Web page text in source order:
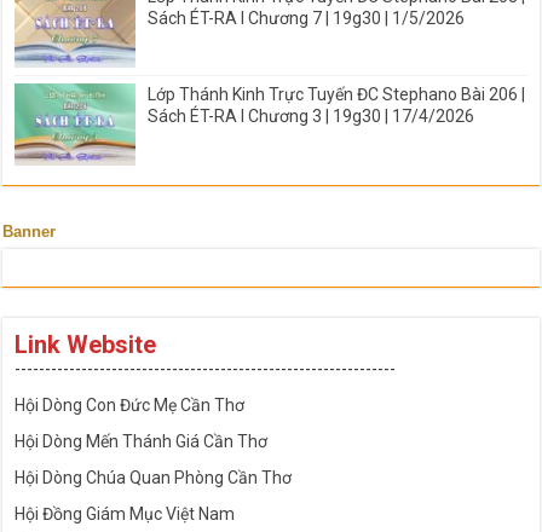
Sách ÉT-RA I Chương 7 | 19g30 | 1/5/2026
Lớp Thánh Kinh Trực Tuyến ĐC Stephano Bài 206 |
Sách ÉT-RA I Chương 3 | 19g30 | 17/4/2026
Banner
Link Website
---------------------------------------------------------------
Hội Dòng Con Đức Mẹ Cần Thơ
Hội Dòng Mến Thánh Giá Cần Thơ
Hội Dòng Chúa Quan Phòng Cần Thơ
Hội Đồng Giám Mục Việt Nam